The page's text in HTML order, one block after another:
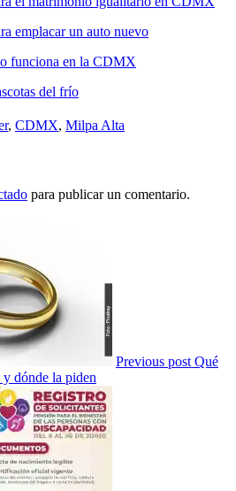
emplacar un auto nuevo
funciona en la CDMX
del frío
, CDMX, Milpa Alta
para publicar un comentario.
Previous post Qué
y dónde la piden